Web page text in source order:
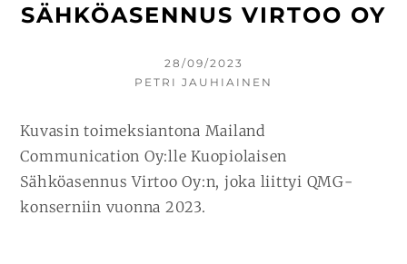
SÄHKÖASENNUS VIRTOO OY
KIRJOITETTU
28/09/2023
KIRJOITTAJA
PETRI JAUHIAINEN
Kuvasin toimeksiantona Mailand
Communication Oy:lle Kuopiolaisen
Sähköasennus Virtoo Oy:n, joka liittyi QMG-
konserniin vuonna 2023.